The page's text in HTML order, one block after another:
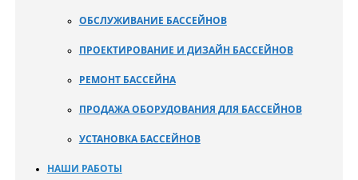
ОБСЛУЖИВАНИЕ БАССЕЙНОВ
ПРОЕКТИРОВАНИЕ И ДИЗАЙН БАССЕЙНОВ
РЕМОНТ БАССЕЙНА
ПРОДАЖА ОБОРУДОВАНИЯ ДЛЯ БАССЕЙНОВ
УСТАНОВКА БАССЕЙНОВ
НАШИ РАБОТЫ